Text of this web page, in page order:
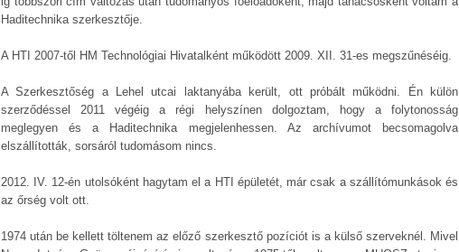
Haditechnika szerkesztője.
A HTI 2007-től HM Technológiai Hivatalként működött 2009. XII. 31-es megszűnéséig.
A Szerkesztőség a Lehel utcai laktanyába került, ott próbált működni. Én külön
szerződéssel 2011 végéig a régi helyszínen dolgoztam, hogy a folytonosság
meglegyen és a Haditechnika megjelenhessen. Az archívumot becsomagolva
elszállították, sorsáról tudomásom nincs.
2012. IV. 12-én utolsóként hagytam el a HTI épületét, már csak a szállítómunkások és
az őrség volt ott.
1974 után be kellett töltenem az előző szerkesztő pozíciót is a külső szerveknél. Mivel